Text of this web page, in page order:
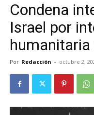
Condena
Israel por
humanitaria
Por Redacción - octubre 2,